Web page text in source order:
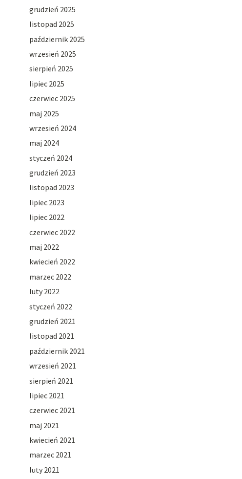
grudzień 2025
listopad 2025
październik 2025
wrzesień 2025
sierpień 2025
lipiec 2025
czerwiec 2025
maj 2025
wrzesień 2024
maj 2024
styczeń 2024
grudzień 2023
listopad 2023
lipiec 2023
lipiec 2022
czerwiec 2022
maj 2022
kwiecień 2022
marzec 2022
luty 2022
styczeń 2022
grudzień 2021
listopad 2021
październik 2021
wrzesień 2021
sierpień 2021
lipiec 2021
czerwiec 2021
maj 2021
kwiecień 2021
marzec 2021
luty 2021